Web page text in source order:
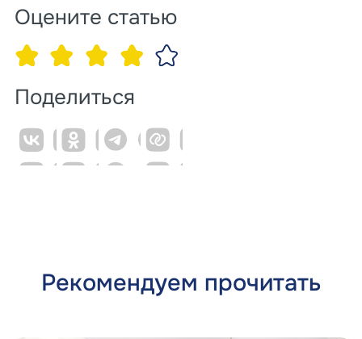
Оцените статью
Поделиться
Рекомендуем прочитать